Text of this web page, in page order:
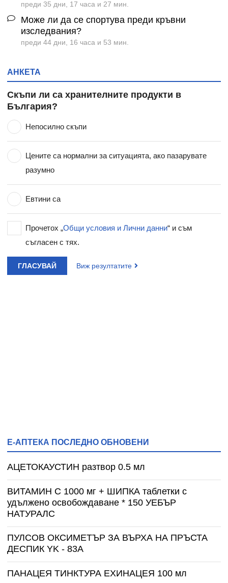
преди 35 дни, 17 часа и 27 мин.
Може ли да се спортува преди кръвни
изследвания?
преди 44 дни, 16 часа и 53 мин.
АНКЕТА
Скъпи ли са хранителните продукти в
България?
Непосилно скъпи
Цените са нормални за ситуацията, ако пазарувате
разумно
Евтини са
Прочетох „Общи условия и Лични данни“ и съм
съгласен с тях.
ГЛАСУВАЙ Виж резултатите
Е-АПТЕКА ПОСЛЕДНО ОБНОВЕНИ
АЦЕТОКАУСТИН разтвор 0.5 мл
ВИТАМИН С 1000 мг + ШИПКА таблетки с
удължено освобождаване * 150 УЕБЪР
НАТУРАЛС
ПУЛСОВ ОКСИМЕТЪР ЗА ВЪРХА НА ПРЪСТА
ДЕСПИК YK - 83A
ПАНАЦЕЯ ТИНКТУРА ЕХИНАЦЕЯ 100 мл